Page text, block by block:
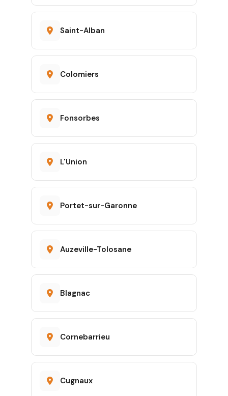
Saint-Alban
Colomiers
Fonsorbes
L'Union
Portet-sur-Garonne
Auzeville-Tolosane
Blagnac
Cornebarrieu
Cugnaux